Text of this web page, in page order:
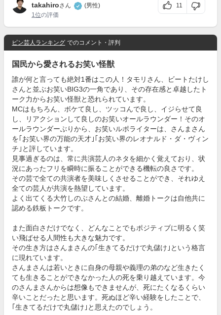
takahiroさん
(男性)
1位の評価
11
ピン芸人ランキング でのコメント・評判
国民から愛されるお笑い怪獣
誰が何と言っても絶対1番はこの人！タモリさん、ビートたけし
さんと並ぶお笑いBIG3の一角であり、その存在感と卓越したト
ーク力からお笑い怪獣と恐れられています。
MCはもちろん、ボケて良し、ツッコんで良し、イジらせて良
し、リアクションして良しのお笑いオールラウンダー！そのオ
ールラウンダーぶりから、お笑いルポライターは、さんまさん
を｢お笑い界の万能の天才｣｢お笑い界のレオナルド・ダ・ヴィン
チ｣と評しています。
見事過ぎるのは、常に共演芸人のネタを細かく覚えており、状
況にあったフリを瞬時に振ることができる機転の良さです。
その芸で全ての共演者を美味しくさせることができ、それゆえ
全ての芸人が共演を熱望しています。
よく出てくる大竹しのぶさんとの結婚、離婚トークは自他共に
認める鉄板トークです。
また面白さだけでなく、どんなことでもポジティブに明るく笑
い飛ばせる人間性も大きな魅力です。
その生き方はさんまさんの｢生きてるだけで丸儲け｣という格言
に現れています。
さんまさんは若いときに自身の母親や義理の弟のなど生きたく
ても生きることができなかった人の死を乗り越えています。今
のさんまさんからは想像もできませんが、死にたくなるくらい
辛いことだったと思います。死ぬほど辛い経験をしたことで、
｢生きてるだけで丸儲け｣と思えたのでしょう。